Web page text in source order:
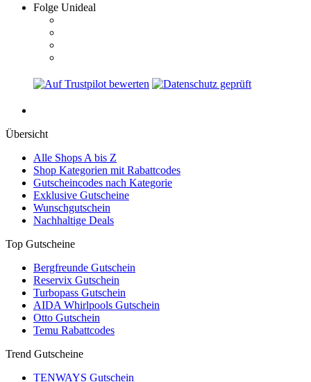
Folge Unideal
Übersicht
Alle Shops A bis Z
Shop Kategorien mit Rabattcodes
Gutscheincodes nach Kategorie
Exklusive Gutscheine
Wunschgutschein
Nachhaltige Deals
Top Gutscheine
Bergfreunde Gutschein
Reservix Gutschein
Turbopass Gutschein
AIDA Whirlpools Gutschein
Otto Gutschein
Temu Rabattcodes
Trend Gutscheine
TENWAYS Gutschein